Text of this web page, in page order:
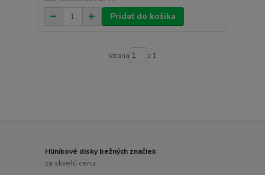
Pridať do košíka
strana z 1
Hliníkové disky bežných značiek
za skvelú cenu